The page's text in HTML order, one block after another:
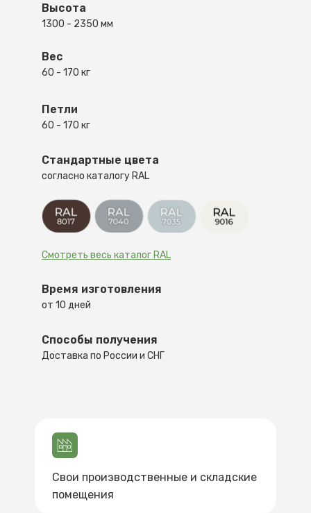
Высота
1300 - 2350 мм
Вес
60 - 170 кг
Петли
60 - 170 кг
Стандартные цвета
согласно каталогу RAL
Смотреть весь каталог RAL
Время изготовления
от 10 дней
Способы получения
Доставка по России и СНГ
Свои производственные и складские
помещения